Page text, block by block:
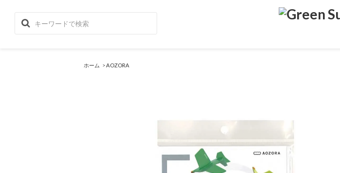
ホーム >AOZORA